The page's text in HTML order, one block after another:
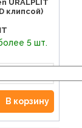
URALPLIT
клипсой)
5 шт.
В корзину